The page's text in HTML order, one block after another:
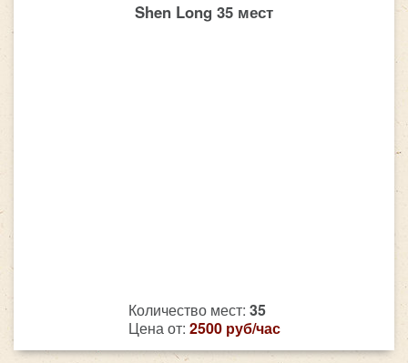
Shen Long 35 мест
Количество мест: 35
Цена от: 2500 руб/час